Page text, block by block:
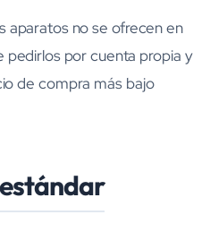
aparatos no se ofrecen en
pedirlos por cuenta propia y
de compra más bajo